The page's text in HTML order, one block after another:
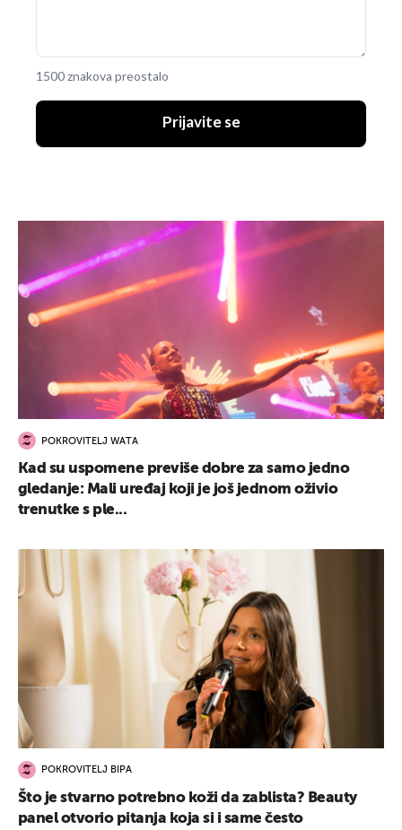
1500 znakova preostalo
Prijavite se
POKROVITELJ WATA
Kad su uspomene previše dobre za samo jedno
gledanje: Mali uređaj koji je još jednom oživio
trenutke s ple...
POKROVITELJ BIPA
Što je stvarno potrebno koži da zablista? Beauty
panel otvorio pitanja koja si i same često